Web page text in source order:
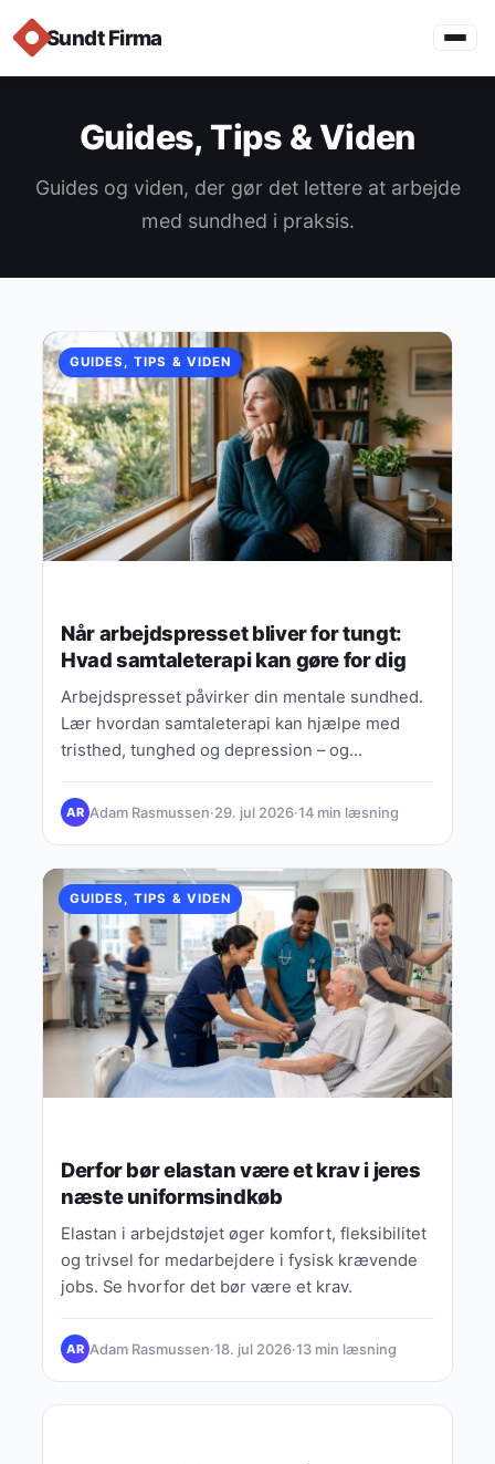
Sundt Firma
Guides, Tips & Viden
Guides og viden, der gør det lettere at arbejde
med sundhed i praksis.
GUIDES, TIPS & VIDEN
Når arbejdspresset bliver for tungt:
Hvad samtaleterapi kan gøre for dig
Arbejdspresset påvirker din mentale sundhed.
Lær hvordan samtaleterapi kan hjælpe med
tristhed, tunghed og depression – og
AR Adam Rasmussen·29. jul 2026·14 min læsning
GUIDES, TIPS & VIDEN
Derfor bør elastan være et krav i jeres
næste uniformsindkøb
Elastan i arbejdstøjet øger komfort, fleksibilitet
og trivsel for medarbejdere i fysisk krævende
jobs. Se hvorfor det bør være et krav.
AR Adam Rasmussen·18. jul 2026·13 min læsning